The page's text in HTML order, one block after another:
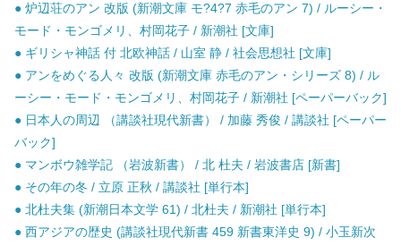
● 炉辺荘のアン 改版 (新潮文庫 モ?4?7 赤毛のアン 7) / ルーシー・
モード・モンゴメリ、村岡花子 / 新潮社 [文庫]
● ギリシャ神話 付 北欧神話 / 山室 静 / 社会思想社 [文庫]
● アンをめぐる人々 改版 (新潮文庫 赤毛のアン・シリーズ 8) / ル
ーシー・モード・モンゴメリ、村岡花子 / 新潮社 [ペーパーバック]
● 日本人の周辺 （講談社現代新書） / 加藤 秀俊 / 講談社 [ペーパー
バック]
● マンボウ雑学記 （岩波新書） / 北 杜夫 / 岩波書店 [新書]
● その年の冬 / 立原 正秋 / 講談社 [単行本]
● 北杜夫集 (新潮日本文学 61) / 北杜夫 / 新潮社 [単行本]
● 西アジアの歴史 (講談社現代新書 459 新書東洋史 9) / 小玉新次